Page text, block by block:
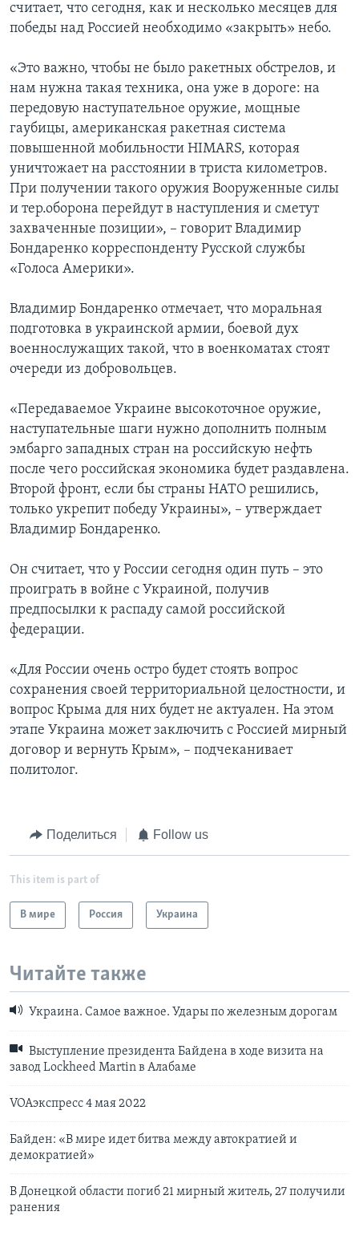
считает, что сегодня, как и несколько месяцев для
победы над Россией необходимо «закрыть» небо.
«Это важно, чтобы не было ракетных обстрелов, и
нам нужна такая техника, она уже в дороге: на
передовую наступательное оружие, мощные
гаубицы, американская ракетная система
повышенной мобильности HIMARS, которая
уничтожает на расстоянии в триста километров.
При получении такого оружия Вооруженные силы
и тер.оборона перейдут в наступления и сметут
захваченные позиции», – говорит Владимир
Бондаренко корреспонденту Русской службы
«Голоса Америки».
Владимир Бондаренко отмечает, что моральная
подготовка в украинской армии, боевой дух
военнослужащих такой, что в военкоматах стоят
очереди из добровольцев.
«Передаваемое Украине высокоточное оружие,
наступательные шаги нужно дополнить полным
эмбарго западных стран на российскую нефть
после чего российская экономика будет раздавлена.
Второй фронт, если бы страны НАТО решились,
только укрепит победу Украины», – утверждает
Владимир Бондаренко.
Он считает, что у России сегодня один путь – это
проиграть в войне с Украиной, получив
предпосылки к распаду самой российской
федерации.
«Для России очень остро будет стоять вопрос
сохранения своей территориальной целостности, и
вопрос Крыма для них будет не актуален. На этом
этапе Украина может заключить с Россией мирный
договор и вернуть Крым», – подчеканивает
политолог.
Поделиться Follow us
This item is part of
В мире Россия Украина
Читайте также
Украина. Самое важное. Удары по железным дорогам
Выступление президента Байдена в ходе визита на
завод Lockheed Martin в Алабаме
VOAэкспресс 4 мая 2022
Байден: «В мире идет битва между автократией и
демократией»
В Донецкой области погиб 21 мирный житель, 27 получили
ранения